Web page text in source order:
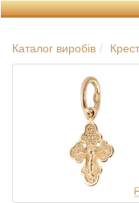
Каталог виробів